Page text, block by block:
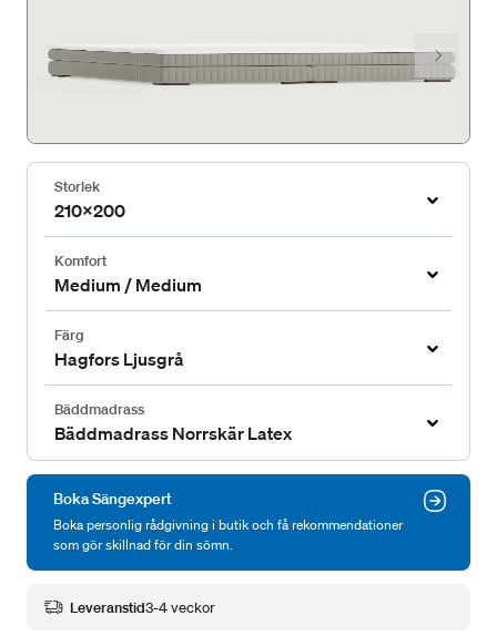
Storlek
210x200
Komfort
Medium / Medium
Färg
Hagfors Ljusgrå
Bäddmadrass
Bäddmadrass Norrskär Latex
Boka Sängexpert
Boka personlig rådgivning i butik och få rekommendationer
som gör skillnad för din sömn.
Leveranstid3-4 veckor